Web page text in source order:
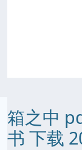
箱之中
书 下载